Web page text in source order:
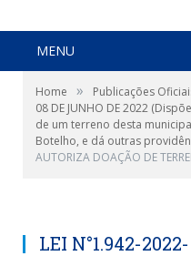
MENU
Home » Publicações
08 DE JUNHO DE 2022
de um terreno desta
Botelho, e dá outras
AUTORIZA DOAÇÃO DE
LEI N°1.942-